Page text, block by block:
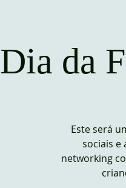
Dia da
Este será
sociais e
networking